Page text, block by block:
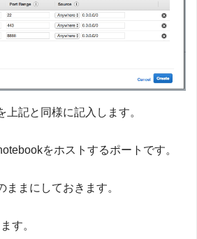
上記と同様に記入します。
をホストするポートです。
まにしておきます。
す。